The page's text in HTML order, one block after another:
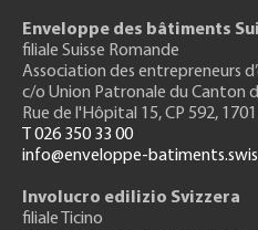
Enveloppe des bâtiments
filiale Suisse Romande
Association des entrepreneurs
c/o Union Patronale du Canton
Rue de l'Hôpital 15, CP 592,
T 026 350 33 00
info@enveloppe-
Involucro edilizio Svizzera
filiale Ticino